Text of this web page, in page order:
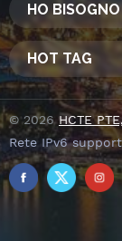
HO
HOT TAG
© 2026HCTE
Rete IPv6